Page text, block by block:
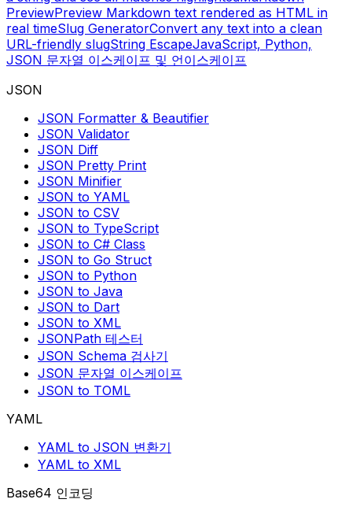
PreviewPreview Markdown text rendered as HTML in
real timeSlug GeneratorConvert any text into a clean
URL-friendly slugString EscapeJavaScript, Python,
JSON 문자열 이스케이프 및 언이스케이프
JSON
JSON Formatter & Beautifier
JSON Validator
JSON Diff
JSON Pretty Print
JSON Minifier
JSON to YAML
JSON to CSV
JSON to TypeScript
JSON to C# Class
JSON to Go Struct
JSON to Python
JSON to Java
JSON to Dart
JSON to XML
JSONPath 테스터
JSON Schema 검사기
JSON 문자열 이스케이프
JSON to TOML
YAML
YAML to JSON 변환기
YAML to XML
Base64 인코딩